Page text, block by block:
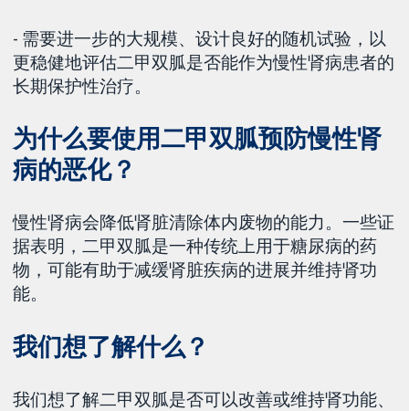
- 需要进一步的大规模、设计良好的随机试验，以
更稳健地评估二甲双胍是否能作为慢性肾病患者的
长期保护性治疗。
为什么要使用二甲双胍预防慢性肾
病的恶化？
慢性肾病会降低肾脏清除体内废物的能力。一些证
据表明，二甲双胍是一种传统上用于糖尿病的药
物，可能有助于减缓肾脏疾病的进展并维持肾功
能。
我们想了解什么？
我们想了解二甲双胍是否可以改善或维持肾功能、